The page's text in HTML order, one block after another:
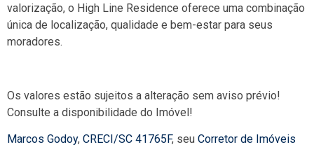
valorização, o High Line Residence oferece uma combinação
única de localização, qualidade e bem-estar para seus
moradores.
Os valores estão sujeitos a alteração sem aviso prévio!
Consulte a disponibilidade do Imóvel!
Marcos Godoy, CRECI/SC 41765F, seu Corretor de Imóveis